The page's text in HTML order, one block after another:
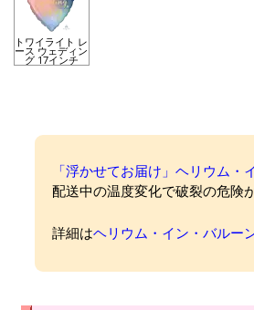
トワイライト レ
ース ウェディン
グ 17インチ
「浮かせてお届け」ヘリウム・
配送中の温度変化で破裂の危険
詳細はヘリウム・イン・バルー